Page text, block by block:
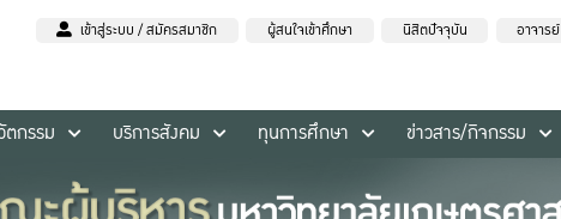
เข้าสู่ระบบ / สมัครสมาชิก ผู้สนใจเข้าศึกษา นิสิตปัจจุบัน อาจารย์
ตกรรม
บริการสังคม ทุนการศึกษา ข่าวสาร/กิจกรรม